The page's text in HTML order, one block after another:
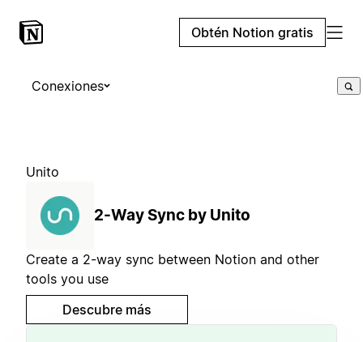
Obtén Notion gratis
Conexiones
Unito
2-Way Sync by Unito
Create a 2-way sync between Notion and other
tools you use
Descubre más